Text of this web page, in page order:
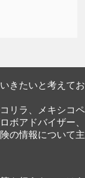
きたいと考えてお
リラ、メキシコペ
ボアドバイザー、
の情報について主